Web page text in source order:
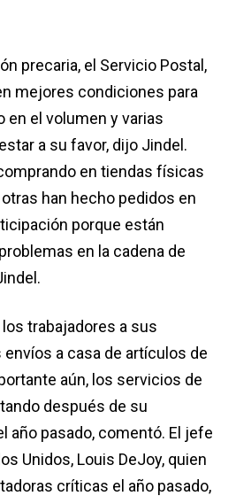
precaria, el Servicio Postal,
mejores condiciones para
en el volumen y varias
a su favor, dijo Jindel.
en tiendas físicas
han hecho pedidos en
porque están
en la cadena de
trabajadores a sus
a casa de artículos de
aún, los servicios de
después de su
año pasado, comentó. El jefe
Unidos, Louis DeJoy, quien
críticas el año pasado,